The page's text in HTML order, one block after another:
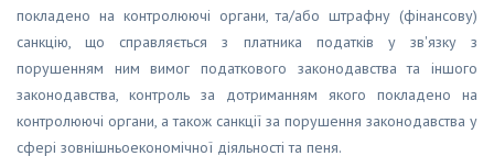
покладено на контролюючі органи, та/або штрафну (фінансову)
санкцію, що справляється з платника податків у зв'язку з
порушенням ним вимог податкового законодавства та іншого
законодавства, контроль за дотриманням якого покладено на
контролюючі органи, а також санкції за порушення законодавства у
сфері зовнішньоекономічної діяльності та пеня.